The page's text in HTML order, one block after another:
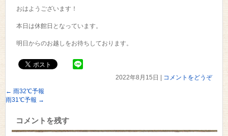
おはようございます！
本日は休館日となっています。
明日からのお越しをお待ちしております。
2022年8月15日
コメントをどうぞ
← 雨32℃予報
雨31℃予報 →
コメントを残す